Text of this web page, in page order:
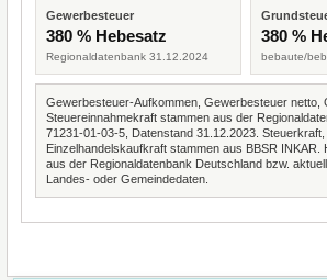
Gewerbesteuer
380 % Hebesatz
Regionaldatenbank 31.12.2024
380 %
bebaute/
Gewerbesteuer-Aufkommen, Gewerbesteuer netto,
Steuereinnahmekraft stammen aus der
71231-01-03-5, Datenstand 31.12.2023.
Einzelhandelskaufkraft stammen aus BBSR INKAR.
aus der Regionaldatenbank Deutschland bzw.
Landes- oder Gemeindedaten.